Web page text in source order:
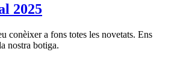
2025
conèixer a fons totes les novetats. Ens
nostra botiga.